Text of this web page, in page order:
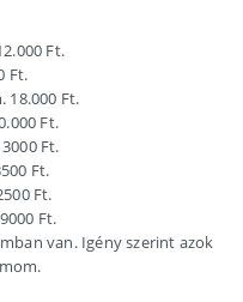
Ft.
Ft.
18.000 Ft.
Ft.
Ft.
Ft.
Ft.
Ft.
van. Igény szerint azok